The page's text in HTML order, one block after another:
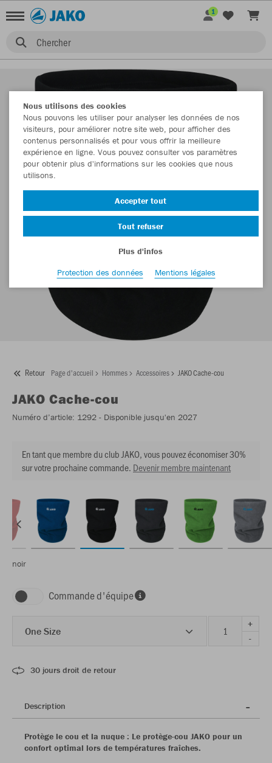
Chercher
1
Retour Page d'accueil Hommes Accessoires JAKO Cache-cou
JAKO Cache-cou
Numéro d’article: 1292 - Disponible jusqu'en 2027
En tant que membre du club JAKO, vous pouvez économiser 30%
sur votre prochaine commande. Devenir membre maintenant
noir
Commande d'équipe
One Size
+
-
30 jours droit de retour
Description
Protège le cou et la nuque : Le protège-cou JAKO pour un
confort optimal lors de températures fraîches.
Nous utilisons des cookies
Nous pouvons les utiliser pour analyser les données de nos
visiteurs, pour améliorer notre site web, pour afficher des
contenus personnalisés et pour vous offrir la meilleure
expérience en ligne. Vous pouvez consulter vos paramètres
pour obtenir plus d'informations sur les cookies que nous
utilisons.
Accepter tout
Tout refuser
Plus d'infos
Protection des données
Mentions légales